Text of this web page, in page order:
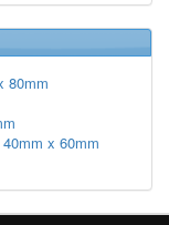
80mm
x 60mm